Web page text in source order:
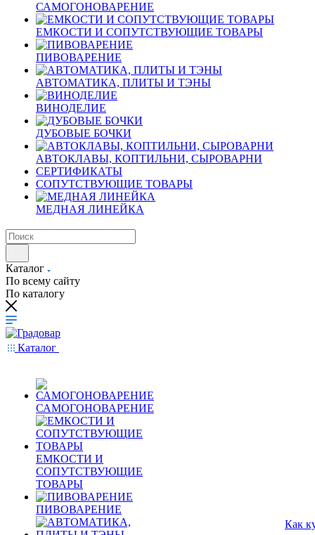
САМОГОНОВАРЕНИЕ
ЕМКОСТИ И СОПУТСТВУЮЩИЕ ТОВАРЫ
ПИВОВАРЕНИЕ
АВТОМАТИКА, ПЛИТЫ И ТЭНЫ
ВИНОДЕЛИЕ
ДУБОВЫЕ БОЧКИ
АВТОКЛАВЫ, КОПТИЛЬНИ, СЫРОВАРНИ
СЕРТИФИКАТЫ
СОПУТСТВУЮЩИЕ ТОВАРЫ
МЕДНАЯ ЛИНЕЙКА
Каталог
По всему сайту
По каталогу
Каталог
САМОГОНОВАРЕНИЕ
ЕМКОСТИ И
СОПУТСТВУЮЩИЕ
ТОВАРЫ
ПИВОВАРЕНИЕ
Как